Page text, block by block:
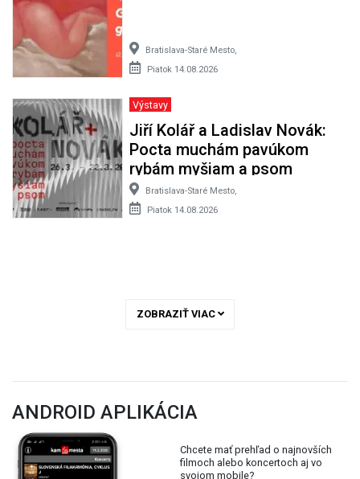
Bratislava-Staré Mesto,
Piatok 14.08.2026
Výstavy
Jiří Kolář a Ladislav Novák:
Pocta muchám pavúkom
rybám myšiam a psom
Bratislava-Staré Mesto,
Piatok 14.08.2026
ZOBRAZIŤ VIAC
ANDROID APLIKÁCIA
Chcete mať prehľad o najnovších
filmoch alebo koncertoch aj vo
svojom mobile?